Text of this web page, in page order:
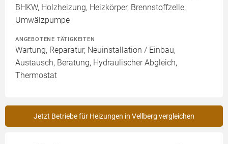
BHKW, Holzheizung, Heizkörper, Brennstoffzelle,
Umwälzpumpe
ANGEBOTENE TÄTIGKEITEN
Wartung, Reparatur, Neuinstallation / Einbau,
Austausch, Beratung, Hydraulischer Abgleich,
Thermostat
Jetzt Betriebe für Heizungen in Vellberg vergleichen